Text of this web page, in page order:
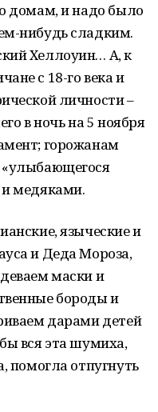
домам, и надо было
нибудь сладким.
Хеллоуин… А, к
с 18-го века и
личности –
в ночь на 5 ноября
горожанам
«улыбающегося
и медяками.
языческие и
и Деда Мороза,
маски и
бороды и
дарами детей
вся эта шумиха,
помогла отпугнуть